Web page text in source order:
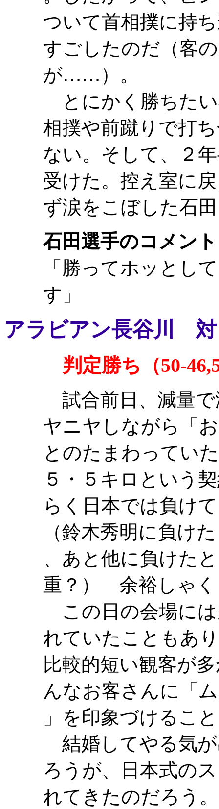
ついて首相撲に持
すごしたのだ（客
が……）。
とにかく勝ちた
相撲や前蹴りで打
ない。そして、２
受けた。控え室に
ず涙をこぼした石
石田選手のコメント
「勝ってホッとし
す」
アラビアン長谷川
判定勝ち（50-
試合前日、減量で
ヤニヤしながら「
とのたまわってい
５・５キロという
らく日本では負け
（鈴木秀明に負け
、あと他に負けた
重？） 余裕しゃく
この日の会場には
れていたこともあ
比較的短い観客が
んなお客さんに「
」を印象づけるこ
結婚してやる気
ろうが、日本式の
れてきたのだろう